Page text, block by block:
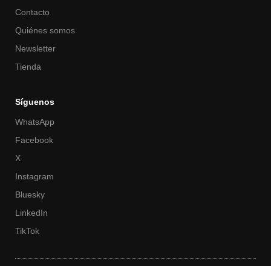
Contacto
Quiénes somos
Newsletter
Tienda
Síguenos
WhatsApp
Facebook
X
Instagram
Bluesky
LinkedIn
TikTok